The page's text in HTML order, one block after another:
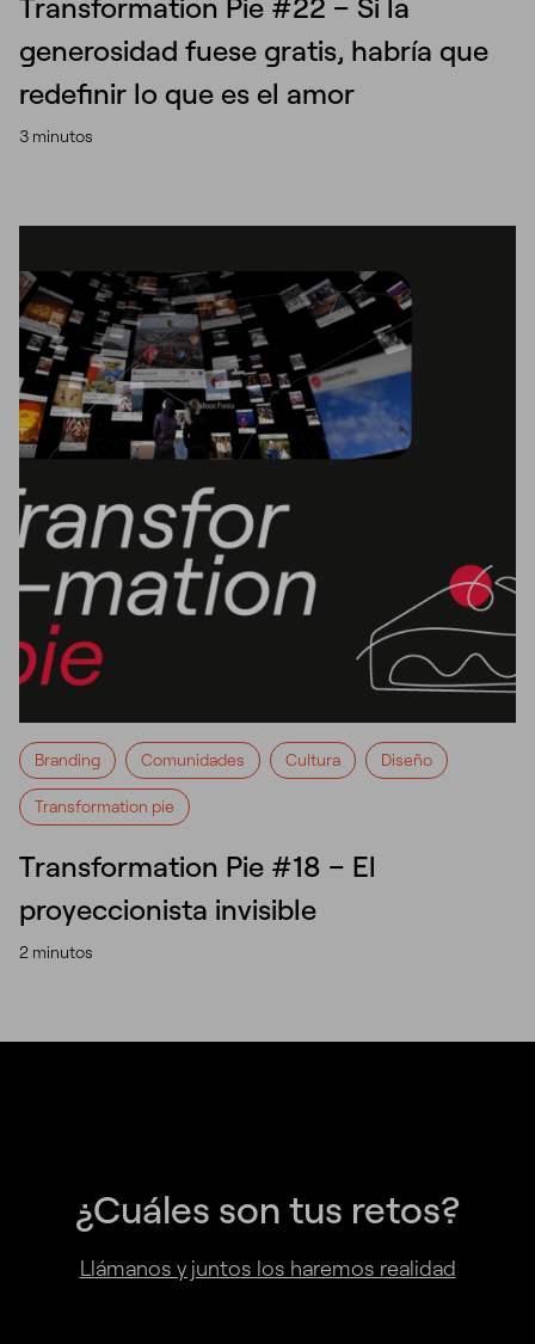
Transformation Pie #22 – Si la
generosidad fuese gratis, habría que
redefinir lo que es el amor
3 minutos
Branding Comunidades Cultura Diseño
Transformation pie
Transformation Pie #18 – El
proyeccionista invisible
2 minutos
¿Cuáles son tus retos?
Llámanos y juntos los haremos realidad